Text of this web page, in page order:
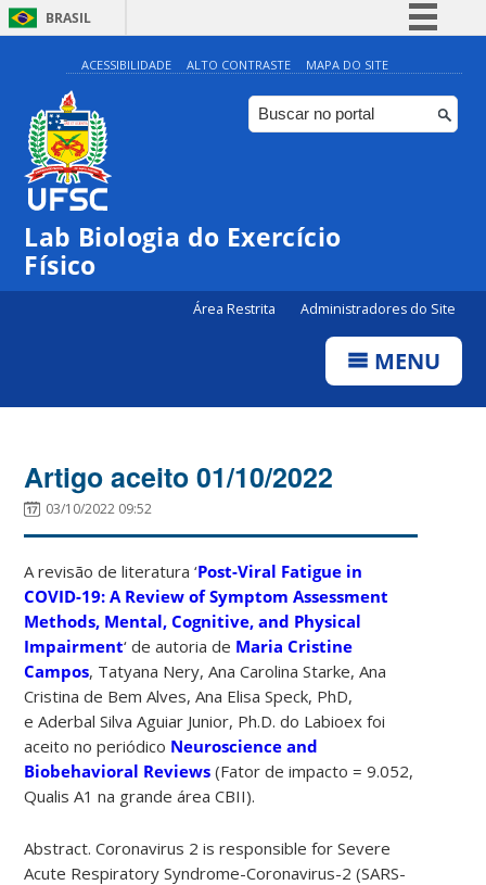
BRASIL
Simplifique!
Comunica BR
Participe
Canais
ACESSIBILIDADE ALTO CONTRASTE MAPA DO SITE
Lab Biologia do Exercício
Físico
Área Restrita Administradores do Site
MENU
Artigo aceito 01/10/2022
03/10/2022 09:52
A revisão de literatura ‘Post-Viral Fatigue in
COVID-19: A Review of Symptom Assessment
Methods, Mental, Cognitive, and Physical
Impairment‘ de autoria de Maria Cristine
Campos, Tatyana Nery, Ana Carolina Starke, Ana
Cristina de Bem Alves, Ana Elisa Speck, PhD,
e Aderbal Silva Aguiar Junior, Ph.D. do Labioex foi
aceito no periódico Neuroscience and
Biobehavioral Reviews (Fator de impacto = 9.052,
Qualis A1 na grande área CBII).
Abstract. Coronavirus 2 is responsible for Severe
Acute Respiratory Syndrome-Coronavirus-2 (SARS-